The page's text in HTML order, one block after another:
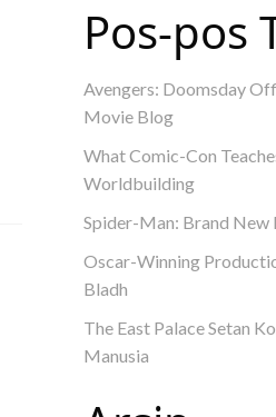
Pos-pos
Avengers: Doomsday
Movie Blog
What Comic-Con
Worldbuilding
Spider-Man: Brand
Oscar-Winning
Bladh
The East Palace Setan
Manusia